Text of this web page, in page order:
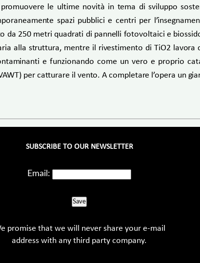
le ultime novità in tema di sviluppo
spazi pubblici e centri per
da 250 metri quadrati di pannelli fotovoltaici e
alla struttura, mentre il rivestimento di TiO2
e funzionando come un vero e proprio
per catturare il vento. A completare l’opera un
SUBSCRIBE TO OUR NEWSLETTER
Email:
Save
promise that we will never share your e-mail
address with any third party company.